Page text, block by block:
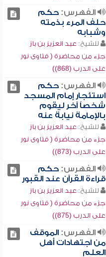
الفهرس:حكم
حلف المرء بذمته
وشبابه
للشيخ: عبد العزيز بن باز
جزء من محاضرة ( فتاوى نور
على الدرب (868))
الفهرس:حكم
استئجار إمام المسجد
شخصاً آخر ليقوم
بالإمامة نيابة عنه
للشيخ: عبد العزيز بن باز
جزء من محاضرة ( فتاوى نور
على الدرب (873))
الفهرس:حكم
قراءة القرآن عند القبور
للشيخ: عبد العزيز بن باز
جزء من محاضرة ( فتاوى نور
على الدرب (875))
الفهرس:الموقف
من اجتهادات أهل
العلم